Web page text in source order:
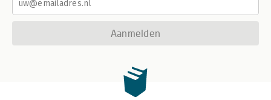
Aanmelden